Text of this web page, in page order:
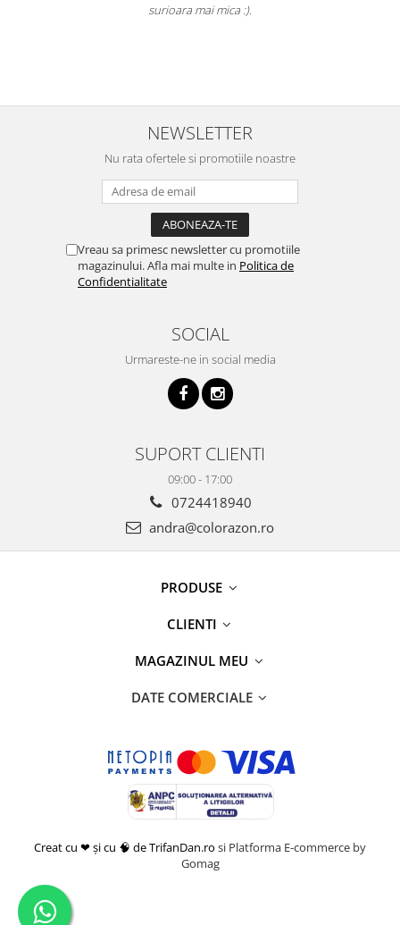
surioara mai mica :).
NEWSLETTER
Nu rata ofertele si promotiile noastre
Vreau sa primesc newsletter cu promotiile
magazinului. Afla mai multe in Politica de
Confidentialitate
SOCIAL
Urmareste-ne in social media
SUPORT CLIENTI
09:00 - 17:00
0724418940
andra@colorazon.ro
PRODUSE
CLIENTI
MAGAZINUL MEU
DATE COMERCIALE
Creat cu ❤ și cu 🧠 de TrifanDan.ro si Platforma E-commerce by
Gomag